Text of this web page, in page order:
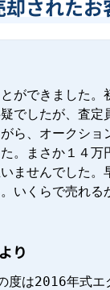
却されたお
ができました。
でしたが、査定
ら、オークショ
。まさか１４万
ませんでした。
いくらで売れる
り
度は2016年式エ